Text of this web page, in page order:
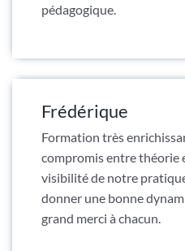
pédagogique.
Frédérique
Formation très
compromis entre théorie
visibilité de notre
donner une bonne
grand merci à chacun.